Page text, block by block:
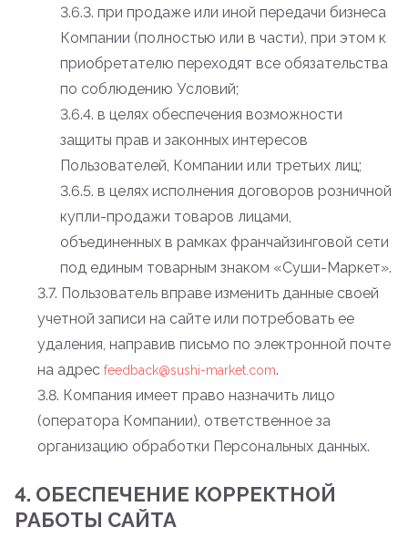
3.6.3. при продаже или иной передачи бизнеса
Компании (полностью или в части), при этом к
приобретателю переходят все обязательства
по соблюдению Условий;
3.6.4. в целях обеспечения возможности
защиты прав и законных интересов
Пользователей, Компании или третьих лиц;
3.6.5. в целях исполнения договоров розничной
купли-продажи товаров лицами,
объединенных в рамках франчайзинговой сети
под единым товарным знаком «Суши-Маркет».
3.7. Пользователь вправе изменить данные своей
учетной записи на сайте или потребовать ее
удаления, направив письмо по электронной почте
на адрес feedback@sushi-market.com.
3.8. Компания имеет право назначить лицо
(оператора Компании), ответственное за
организацию обработки Персональных данных.
4. ОБЕСПЕЧЕНИЕ КОРРЕКТНОЙ
РАБОТЫ САЙТА